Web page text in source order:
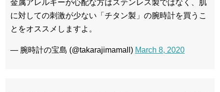
金属アレルギーが心配な方はステンレス製ではなく、肌
に対しての刺激が少ない「チタン製」の腕時計を買うこ
とをオススメしますよ。
— 腕時計の宝島 (@takarajimamall) March 8, 2020